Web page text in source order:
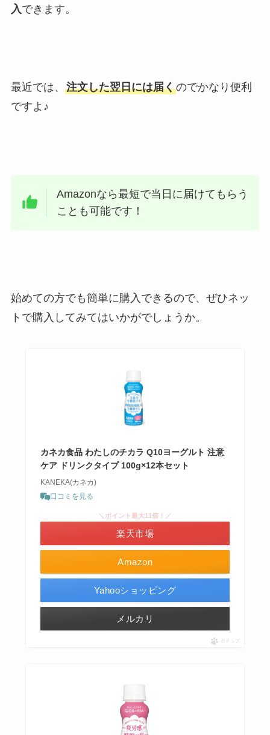
入できます。
最近では、 注文した翌日には届くのでかなり便利
ですよ♪
Amazonなら最短で当日に届けてもらう
ことも可能です！
始めての方でも簡単に購入できるので、ぜひネッ
トで購入してみてはいかがでしょうか。
カネカ食品 わたしのチカラ Q10ヨーグルト 注意
ケア ドリンクタイプ 100g×12本セット
KANEKA(カネカ)
口コミを見る
Amazon
＼ポイント最大11倍！／
楽天市場
Yahooショッピング
メルカリ
ポチップ